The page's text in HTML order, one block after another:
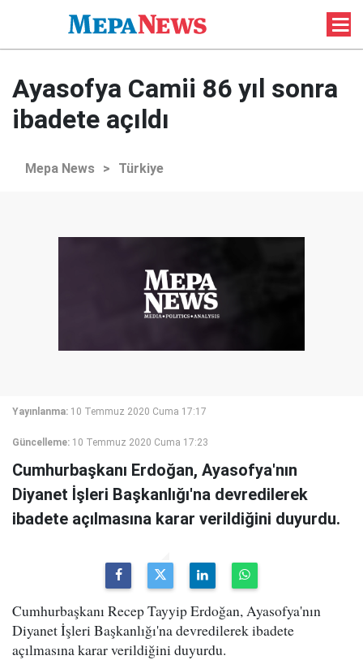
Ayasofya Camii 86 yıl sonra
ibadete açıldı
Mepa News > Türkiye
Yayınlanma: 10 Temmuz 2020 Cuma 17:17
Güncelleme: 10 Temmuz 2020 Cuma 17:23
Cumhurbaşkanı Erdoğan, Ayasofya'nın
Diyanet İşleri Başkanlığı'na devredilerek
ibadete açılmasına karar verildiğini duyurdu.
Cumhurbaşkanı Recep Tayyip Erdoğan, Ayasofya'nın
Diyanet İşleri Başkanlığı'na devredilerek ibadete
açılmasına karar verildiğini duyurdu.